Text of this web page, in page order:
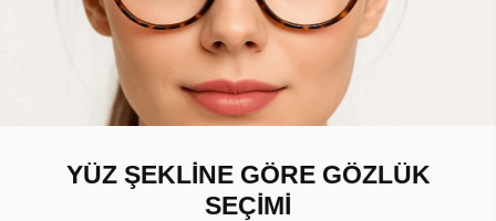
YÜZ ŞEKLİNE GÖRE GÖZLÜK
SEÇİMİ